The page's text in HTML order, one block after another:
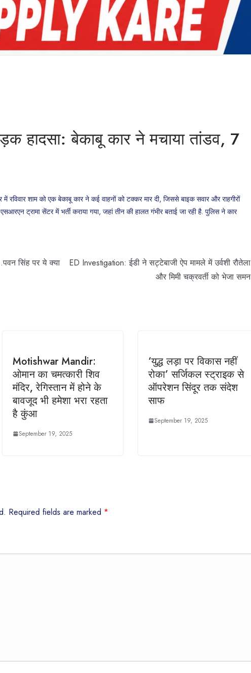
हादसा: बेकाबू कार ने मचाया तांडव, 7
रविवार शाम को एक बेकाबू कार ने कई वाहनों को टक्कर मार दी, जिससे बाइक सवार और राहगीरों
ट्रामा सेंटर में भर्ती कराया गया, जहां तीन की हालत गंभीर बताई जा रही है. पुलिस ने कार
सिंह पर ये क्या
ED Investigation: ईडी ने सट्टेबाजी ऐप मामले में उर्वशी रौतेला
और मिमी चक्रवर्ती को भेजा समन
Motishwar Mandir:
ओमान का चमत्कारी शिव
मंदिर, रेगिस्तान में होने के
बावजूद भी हमेशा भरा रहता
है कुंआ
September 19, 2025
‘युद्ध लड़ा पर विकास नहीं
रोका’ सर्जिकल स्ट्राइक से
ऑपरेशन सिंदूर तक संदेश
साफ
September 19, 2025
Required fields are marked *